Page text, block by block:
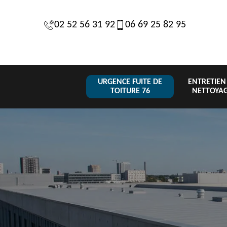
02 52 56 31 92 06 69 25 82 95
URGENCE FUITE DE
TOITURE 76
Réparation de
toiture 76
Urgence fuite
de toiture 76
de
tuile 76